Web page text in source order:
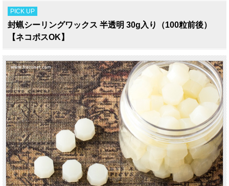
PICK UP
封蝋シーリングワックス 半透明 30g入り（100粒前後）
【ネコポスOK】